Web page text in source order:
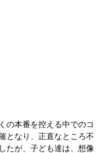
の本番を控える中でのコ
となり、正直なところ不
たが、子ども達は、想像